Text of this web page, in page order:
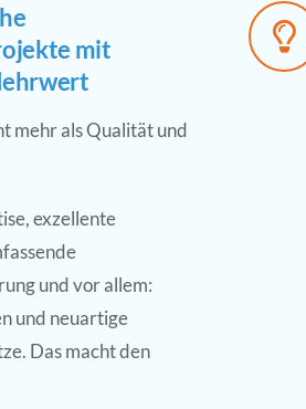
mit
mehr als Qualität und
exzellente
und vor allem:
und neuartige
Das macht den